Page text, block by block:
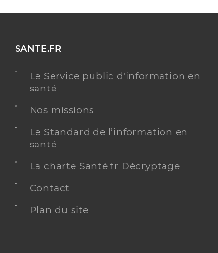
SANTE.FR
Le Service public d'information en
santé
Nos missions
Le Standard de l’information en
santé
La charte Santé.fr Décryptage
Contact
Plan du site